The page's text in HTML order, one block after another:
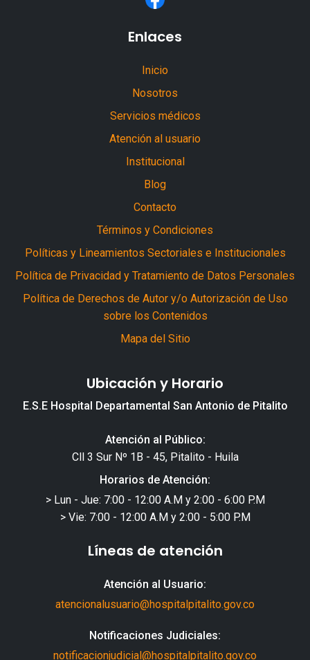
Enlaces
Inicio
Nosotros
Servicios médicos
Atención al usuario
Institucional
Blog
Contacto
Términos y Condiciones
Políticas y Lineamientos Sectoriales e Institucionales
Política de Privacidad y Tratamiento de Datos Personales
Política de Derechos de Autor y/o Autorización de Uso
sobre los Contenidos
Mapa del Sitio
Ubicación y Horario
E.S.E Hospital Departamental San Antonio de Pitalito
Atención al Público:
Cll 3 Sur Nº 1B - 45, Pitalito - Huila
Horarios de Atención:
> Lun - Jue: 7:00 - 12:00 A.M y 2:00 - 6:00 P.M
> Vie: 7:00 - 12:00 A.M y 2:00 - 5:00 P.M
Líneas de atención
Atención al Usuario:
atencionalusuario@hospitalpitalito.gov.co
Notificaciones Judiciales:
notificacionjudicial@hospitalpitalito.gov.co